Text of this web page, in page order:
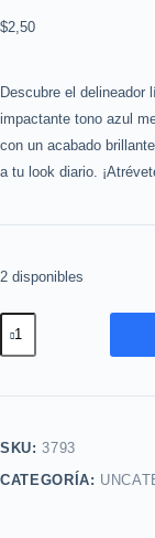
$2,50
Descubre el delineador
impactante tono azul
con un acabado
a tu look diario.
2 disponibles
Delineador
Liquido
Trend
tono
SKU:3793
CATEGORÍA: